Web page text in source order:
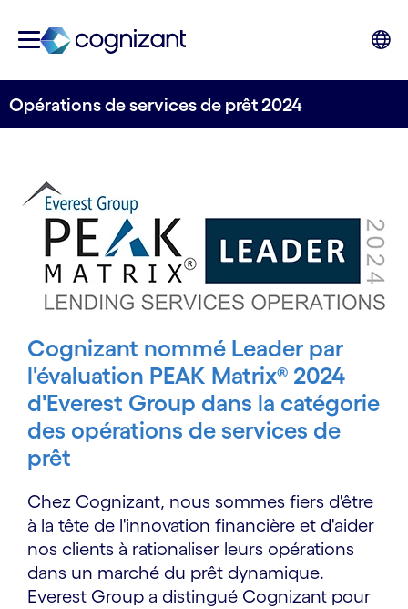
Opérations de services de prêt 2024
Cognizant nommé Leader par
l'évaluation PEAK Matrix® 2024
d'Everest Group dans la catégorie
des opérations de services de
prêt
Chez Cognizant, nous sommes fiers d'être
à la tête de l'innovation financière et d'aider
nos clients à rationaliser leurs opérations
dans un marché du prêt dynamique.
Everest Group a distingué Cognizant pour